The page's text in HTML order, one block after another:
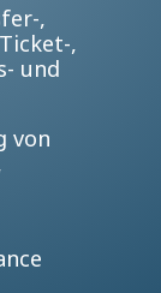
,
,
und
von